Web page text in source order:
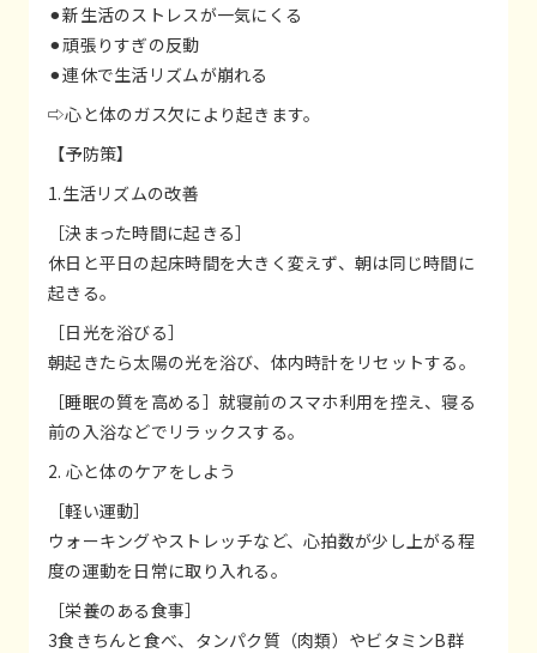
⚫︎新生活のストレスが一気にくる
⚫︎頑張りすぎの反動
⚫︎連休で生活リズムが崩れる
⇨心と体のガス欠により起きます。
【予防策】
1.生活リズムの改善
［決まった時間に起きる］
休日と平日の起床時間を大きく変えず、朝は同じ時間に
起きる。
［日光を浴びる］
朝起きたら太陽の光を浴び、体内時計をリセットする。
［睡眠の質を高める］就寝前のスマホ利用を控え、寝る
前の入浴などでリラックスする。
2. 心と体のケアをしよう
［軽い運動］
ウォーキングやストレッチなど、心拍数が少し上がる程
度の運動を日常に取り入れる。
［栄養のある食事］
3食きちんと食べ、タンパク質（肉類）やビタミンB群